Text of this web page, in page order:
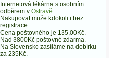
Internetová lékárna s osobním
odběrem v Ostravě.
Nakupovat může kdokoli i bez
registrace.
Cena poštovného je 135,00Kč.
Nad 3800Kč poštovné zdarma.
Na Slovensko zasíláme na dobírku
za 235Kč.